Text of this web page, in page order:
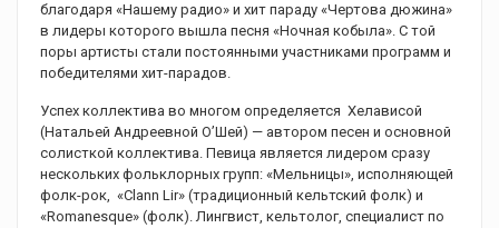
благодаря «Нашему радио» и хит параду «Чертова дюжина»
в лидеры которого вышла песня «Ночная кобыла». С той
поры артисты стали постоянными участниками программ и
победителями хит-парадов.
Успех коллектива во многом определяется Хелависой
(Натальей Андреевной О’Шей) — автором песен и основной
солисткой коллектива. Певица является лидером сразу
нескольких фольклорных групп: «Мельницы», исполняющей
фолк-рок, «Clann Lir» (традиционный кельтский фолк) и
«Romanesque» (фолк). Лингвист, кельтолог, специалист по